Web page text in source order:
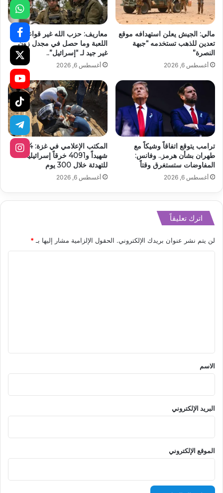
مالي: الجيش يعلن استهدافه موقع
تعدين للذهب تستخدمه “جبهة
النصرة”
أغسطس 6, 2026
معاريف: حزب الله غير قواعد
اللعبة وما حصل في مجدل زون
غير جيد لـ “إسرائيل”..
أغسطس 6, 2026
ترامب يتوقع اتفاقاً وشيكاً مع
طهران بشأن هرمز.. وفانس:
المفاوضات ستستغرق وقتاً
أغسطس 6, 2026
المكتب الإعلامي في غزة: 1254
شهيداً و4091 خرقاً إسرائيلياً
للتهدئة خلال 300 يوم
أغسطس 6, 2026
اترك تعليقاً
لن يتم نشر عنوان بريدك الإلكتروني. الحقول الإلزامية مشار إليها بـ *
*
الاسم
البريد الإلكتروني
الموقع الإلكتروني